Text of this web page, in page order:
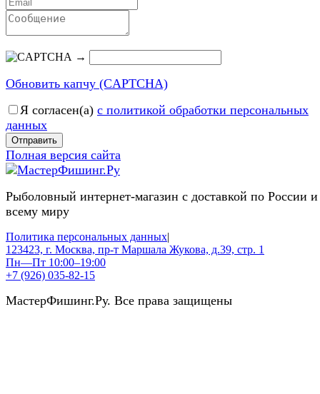
→
Обновить капчу (CAPTCHA)
Я согласен(a) с политикой обработки персональных
данных
Отправить
Полная версия сайта
Рыболовный интернет-магазин с доставкой по России и
всему миру
Политика персональных данных|
123423, г. Москва, пр-т Маршала Жукова, д.39, стр. 1
Пн—Пт 10:00–19:00
+7 (926) 035-82-15
МастерФишинг.Ру. Все права защищены